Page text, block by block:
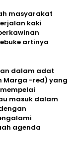
masyarakat
kaki
artinya
dalam adat
Marga -red) yang
masuk dalam
agenda